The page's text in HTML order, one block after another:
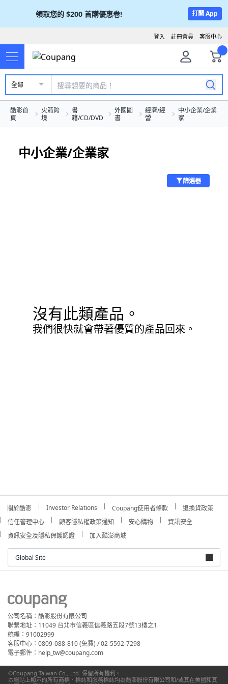
領取您的 $200 首購優惠卷! 打開 App
客服中心
註冊會員
登入
全部
酷澎首
頁
火箭跨
境
書
籍/CD/DVD
外國圖
書
經濟/經
營
中小企業/企業
家
中小企業/企業家
篩選器
沒有此類產品。
我們很快就會帶著優質的產品回來。
關於酷澎 Investor Relations Coupang使用者條款
退換貨政策
信任管理中心
顧客隱私權政策通知 安心購物
資訊安全
資訊安全及隱私保護認證
加入酷澎商城
Global Site
公司名稱：酷澎股份有限公司
聯繫地址：11049 台北市信義區信義路五段7號13樓之1
統編：91002999
客服中心：0809-088-810 (免費) / 02-5592-7298
電子郵件：help_tw@coupang.com
©Coupang Taiwan Co., Ltd. 保留所有權利。
本網站上顯示的所有商標、標誌和服務標誌均為酷澎股份有限公司和/或其在美國和其